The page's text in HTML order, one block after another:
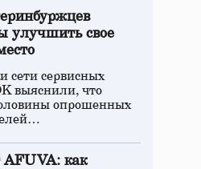
улучшить свое
сети сервисных
выяснили, что
опрошенных
AFUVA: как